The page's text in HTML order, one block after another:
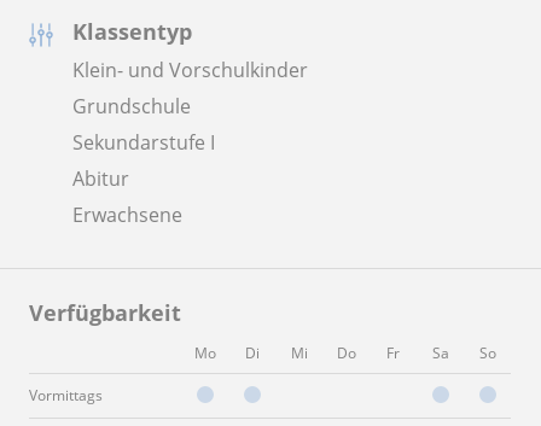
Klassentyp
Klein- und Vorschulkinder
Grundschule
Sekundarstufe I
Abitur
Erwachsene
Verfügbarkeit
Mo Di Mi Do Fr Sa So
Vormittags